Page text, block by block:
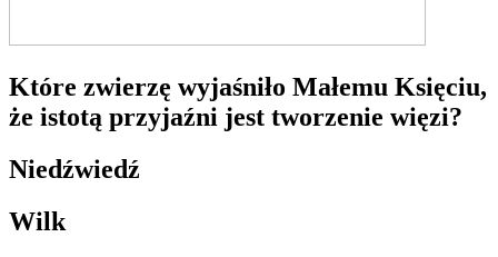
Które zwierzę wyjaśniło Małemu Księciu,
że istotą przyjaźni jest tworzenie więzi?
Niedźwiedź
Wilk